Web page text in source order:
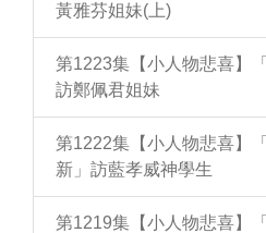
黃雅芬姐妹(上)
第1223集【小人物悲喜】
訪鄭佩君姐妹
第1222集【小人物悲喜】
新」訪藍孝威神學生
第1219集【小人物悲喜】